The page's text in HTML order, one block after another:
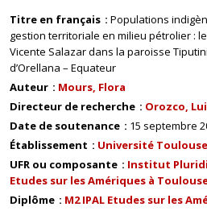
Titre en français
Populations
gestion territoriale en milieu pétrolier :
Vicente Salazar dans la paroisse
d’Orellana – Equateur
Auteur
Mours, Flora
Directeur de recherche
Orozco,
Date de soutenance
15 septembre
Établissement
Université
UFR ou composante
Institut
Etudes sur les Amériques à Toulouse
Diplôme
M2 IPAL Etudes sur les